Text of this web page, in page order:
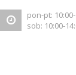
pon-pt:
sob: 10:00-